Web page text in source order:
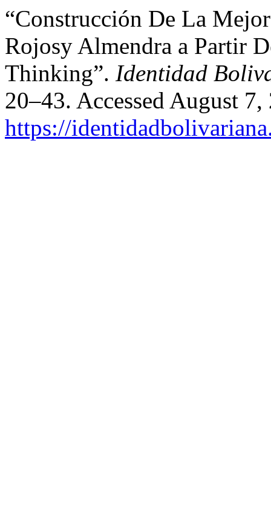
“Construcción De La
Rojosy Almendra a Partir
Thinking”. Identidad
20–43. Accessed August 7,
https://